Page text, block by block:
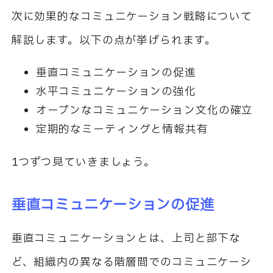
次に効果的なコミュニケーション戦略について
解説します。以下の点が挙げられます。
垂直コミュニケーションの促進
水平コミュニケーションの強化
オープンなコミュニケーション文化の確立
定期的なミーティングと情報共有
1つずつ見ていきましょう。
垂直コミュニケーションの促進
垂直コミュニケーションとは、上司と部下な
ど、組織内の異なる階層間でのコミュニケーシ